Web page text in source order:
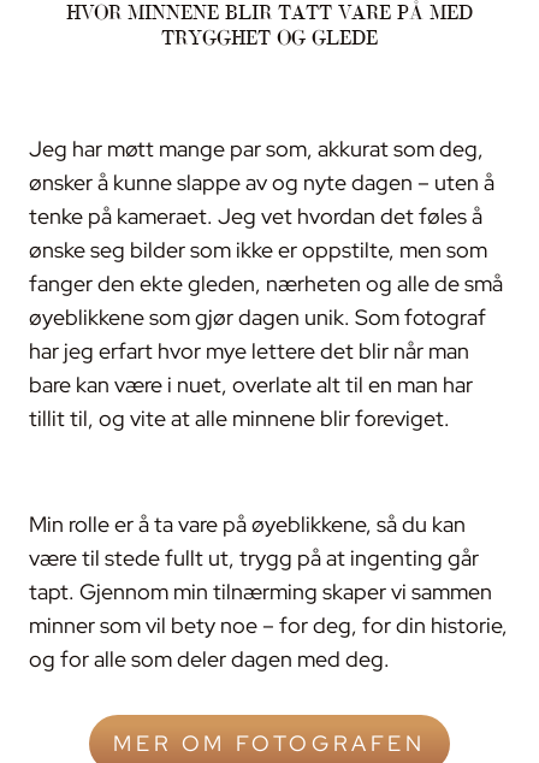
HVOR MINNENE BLIR TATT VARE PÅ MED
TRYGGHET OG GLEDE
Jeg har møtt mange par som, akkurat som deg,
ønsker å kunne slappe av og nyte dagen – uten å
tenke på kameraet. Jeg vet hvordan det føles å
ønske seg bilder som ikke er oppstilte, men som
fanger den ekte gleden, nærheten og alle de små
øyeblikkene som gjør dagen unik. Som fotograf
har jeg erfart hvor mye lettere det blir når man
bare kan være i nuet, overlate alt til en man har
tillit til, og vite at alle minnene blir foreviget.
Min rolle er å ta vare på øyeblikkene, så du kan
være til stede fullt ut, trygg på at ingenting går
tapt. Gjennom min tilnærming skaper vi sammen
minner som vil bety noe – for deg, for din historie,
og for alle som deler dagen med deg.
MER OM FOTOGRAFEN